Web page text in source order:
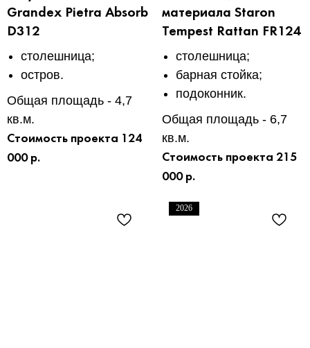
Grandex Pietra Absorb
D312
столешница;
остров.
Общая площадь - 4,7
кв.м.
Стоимость проекта 124
000 р.
материала Staron
Tempest Rattan FR124
столешница;
барная стойка;
подоконник.
Общая площадь - 6,7
кв.м.
Стоимость проекта 215
000 р.
2026